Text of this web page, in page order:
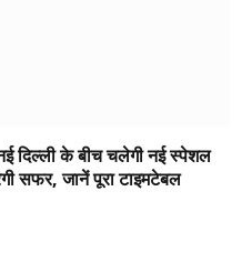
के बीच चलेगी नई स्पेशल
सफर, जानें पूरा टाइमटेबल